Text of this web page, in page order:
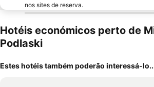
nos sites de reserva.
Hotéis económicos perto de
Podlaski
Estes hotéis também poderão interessá-